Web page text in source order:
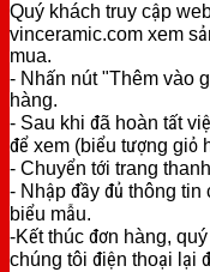
Quý khách truy cập
vinceramic.com xem
mua.
- Nhấn nút "Thêm vào
hàng.
- Sau khi đã hoàn tất
để xem (biểu tượng giỏ
- Chuyển tới trang
- Nhập đầy đủ thông
biểu mẫu.
-Kết thúc đơn hàng,
chúng tôi điện thoại lại